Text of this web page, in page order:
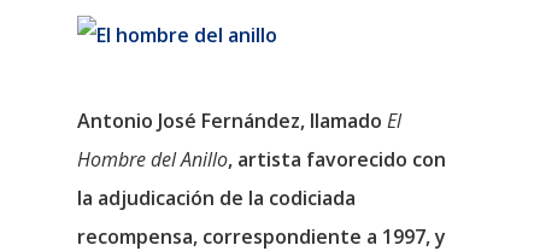
Antonio José Fernández, llamado El
Hombre del Anillo, artista favorecido con
la adjudicación de la codiciada
recompensa, correspondiente a 1997, y